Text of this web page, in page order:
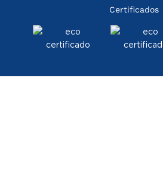
Certificados